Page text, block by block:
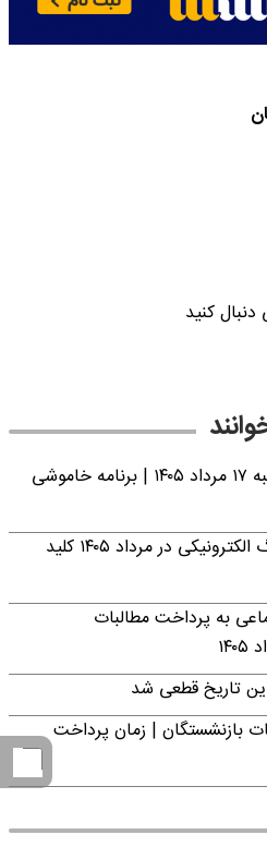
دنبال کنید
جدول قطعی برق کرمان روز شنبه ۱۷ مرداد ۱۴۰۵ | برنامه خاموشی
خبر فوری؛ افزایش اعتبار کالابرگ الکترونیکی در مرداد ۱۴۰۵ کلید
به پرداخت مطالبات
تاریخ قطعی شد
بازنشستگان | زمان پرداخت